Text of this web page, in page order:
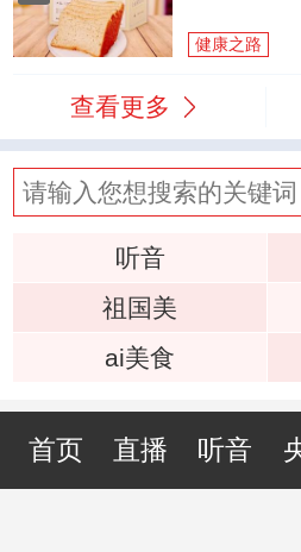
健康之路
查看更多
听音
祖国美
ai美食
首页 直播 听音